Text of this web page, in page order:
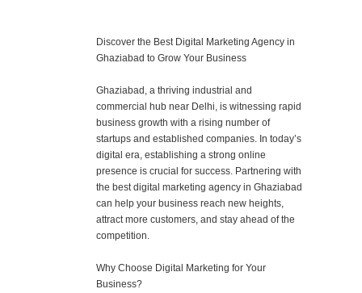
Discover the Best Digital Marketing Agency in
Ghaziabad to Grow Your Business
Ghaziabad, a thriving industrial and
commercial hub near Delhi, is witnessing rapid
business growth with a rising number of
startups and established companies. In today’s
digital era, establishing a strong online
presence is crucial for success. Partnering with
the best digital marketing agency in Ghaziabad
can help your business reach new heights,
attract more customers, and stay ahead of the
competition.
Why Choose Digital Marketing for Your
Business?